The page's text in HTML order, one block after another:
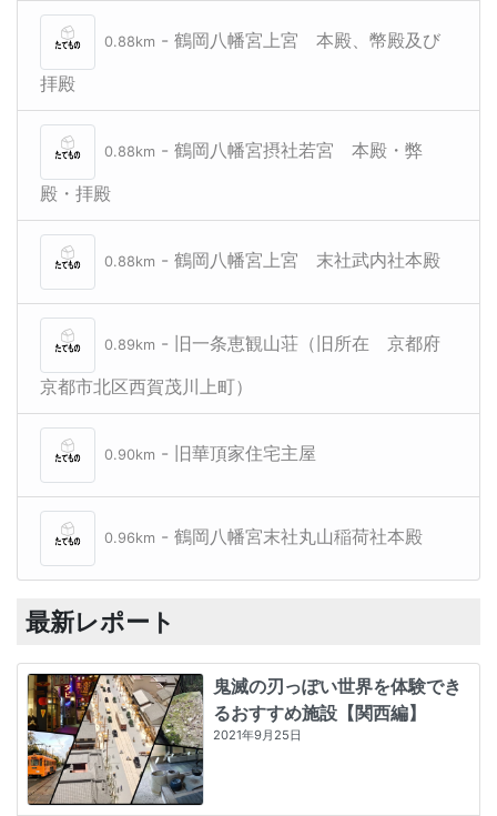
0.88km - 鶴岡八幡宮上宮 本殿、幣殿及び
拝殿
0.88km - 鶴岡八幡宮摂社若宮 本殿・弊
殿・拝殿
0.88km - 鶴岡八幡宮上宮 末社武内社本殿
0.89km - 旧一条恵観山荘（旧所在 京都府
京都市北区西賀茂川上町）
0.90km - 旧華頂家住宅主屋
0.96km - 鶴岡八幡宮末社丸山稲荷社本殿
最新レポート
鬼滅の刃っぽい世界を体験でき
るおすすめ施設【関西編】
2021年9月25日